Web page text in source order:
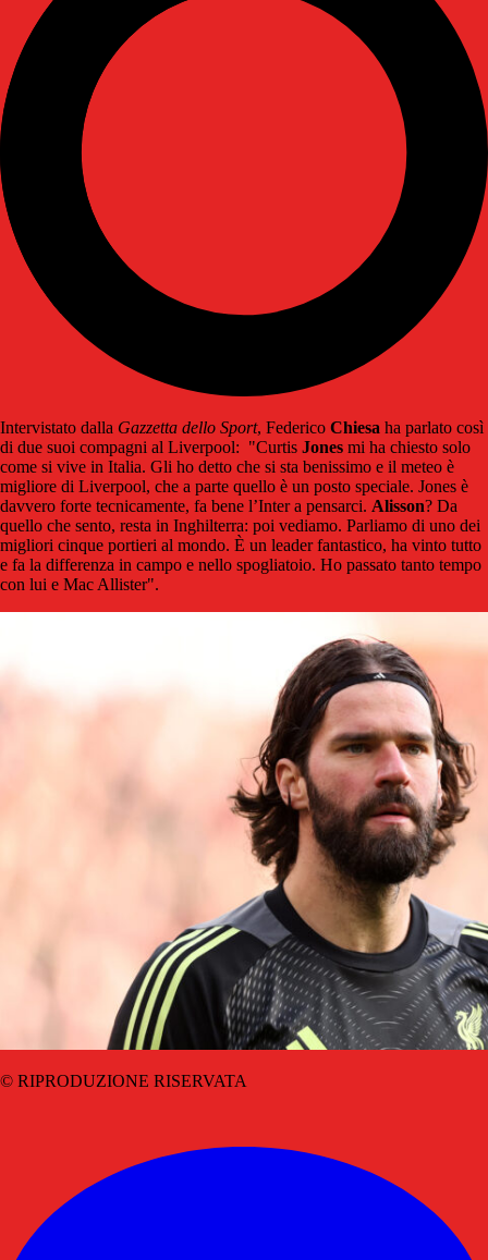
Intervistato dalla Gazzetta dello Sport, Federico Chiesa ha parlato così
di due suoi compagni al Liverpool: "Curtis Jones mi ha chiesto solo
come si vive in Italia. Gli ho detto che si sta benissimo e il meteo è
migliore di Liverpool, che a parte quello è un posto speciale. Jones è
davvero forte tecnicamente, fa bene l’Inter a pensarci. Alisson? Da
quello che sento, resta in Inghilterra: poi vediamo. Parliamo di uno dei
migliori cinque portieri al mondo. È un leader fantastico, ha vinto tutto
e fa la differenza in campo e nello spogliatoio. Ho passato tanto tempo
con lui e Mac Allister".
© RIPRODUZIONE RISERVATA